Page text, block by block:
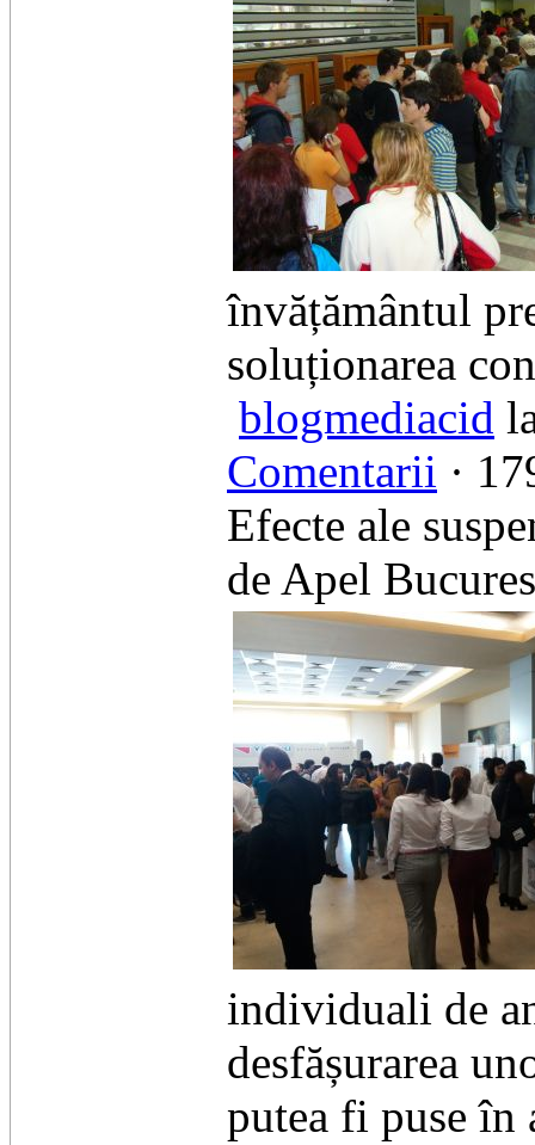
învățământul
soluționarea
blogmediacid
Comentarii ·
Efecte ale
de Apel
individuali de
desfășurarea
putea fi puse în